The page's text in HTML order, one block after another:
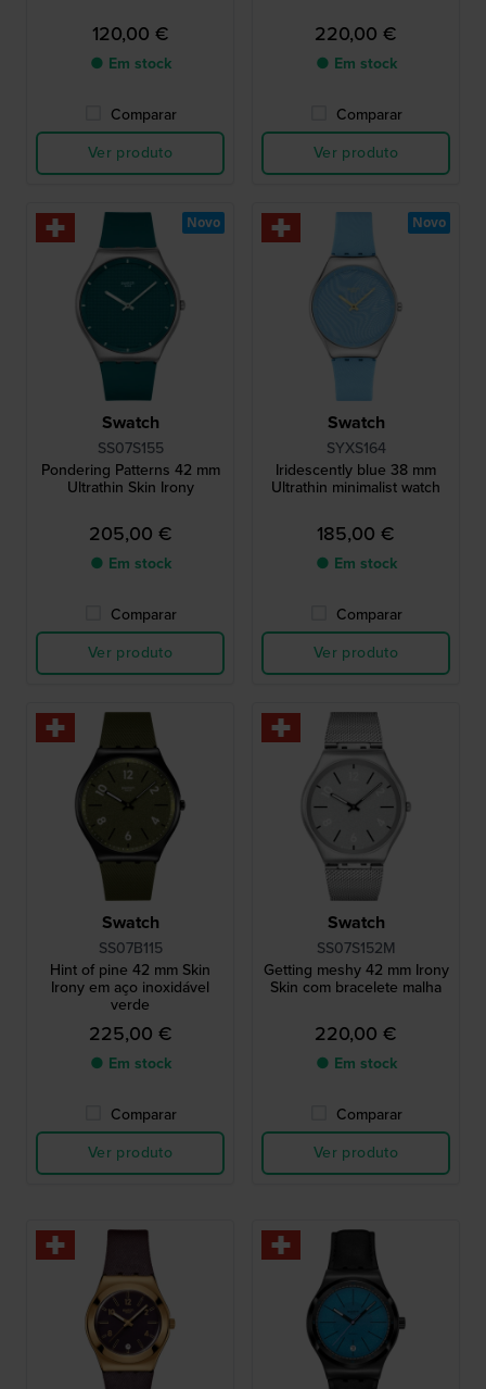
120,00 €
● Em stock
Comparar
Ver produto
220,00 €
● Em stock
Comparar
Ver produto
Swatch
SS07S155
Pondering Patterns 42 mm
Ultrathin Skin Irony
205,00 €
● Em stock
Comparar
Ver produto
Novo
Swatch
SYXS164
Iridescently blue 38 mm
Ultrathin minimalist watch
185,00 €
● Em stock
Comparar
Ver produto
Novo
Swatch
SS07B115
Hint of pine 42 mm Skin
Irony em aço inoxidável
verde
225,00 €
● Em stock
Comparar
Ver produto
Swatch
SS07S152M
Getting meshy 42 mm Irony
Skin com bracelete malha
220,00 €
● Em stock
Comparar
Ver produto